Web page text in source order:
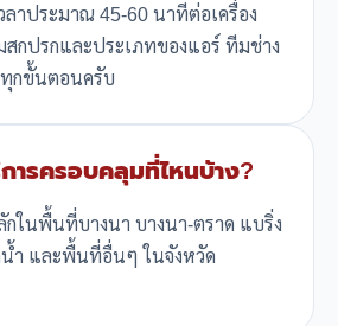
ลาประมาณ 45-60 นาทีต่อเครื่อง
กปรกและประเภทของแอร์ ทีมช่าง
ทุกขั้นตอนครับ
ารครอบคลุมที่ไหนบ้าง?
กในพื้นที่บางนา บางนา-ตราด แบริ่ง
น้ำ และพื้นที่อื่นๆ ในจังหวัด